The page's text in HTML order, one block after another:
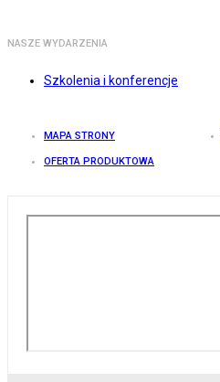
NASZE WYDARZENIA
Szkolenia i konferencje
MAPA STRONY
OFERTA PRODUKTOWA